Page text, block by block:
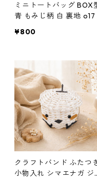
ミニトートバッグ BOX
青 もみじ柄 白 裏地 o17
¥800
クラフトバンド ふたつ
小物入れ シマエナガ ジ